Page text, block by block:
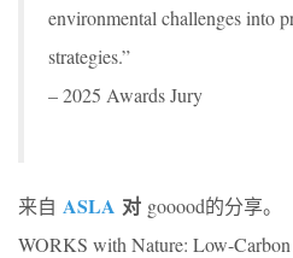
environmental challenges into
strategies.”
– 2025 Awards Jury
来自 ASLA 对 gooood的分享。
WORKS with Nature: Low-